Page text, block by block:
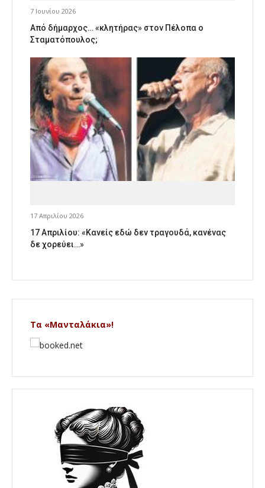
7 Ιουνίου 2026
Από δήμαρχος… «κλητήρας» στον Πέλοπα ο
Σταματόπουλος;
17 Απριλίου 2026
17 Απριλίου: «Κανείς εδώ δεν τραγουδά, κανένας
δε χορεύει…»
Τα «Μανταλάκια»!